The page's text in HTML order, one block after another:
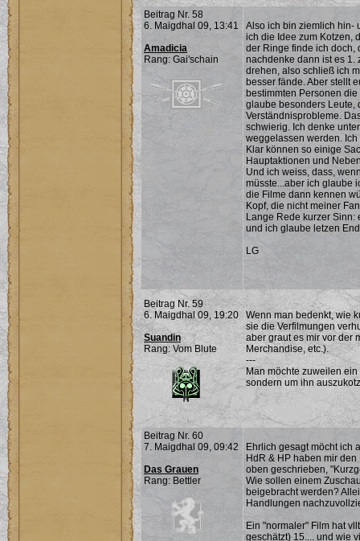
Beitrag Nr. 58
6. Maigdhal 09, 13:41
Amadicia
Rang: Gai'schain
Also ich bin ziemlich hin-
ich die Idee zum Kotzen,
der Ringe finde ich doch,
nachdenke dann ist es 1.
drehen, also schließ ich
besser fände. Aber stellt
bestimmten Personen
glaube besonders Leute,
Verständnisprobleme.
schwierig. Ich denke
weggelassen werden.
Klar können so einige
Hauptaktionen und
Und ich weiss, dass,
müsste...aber ich glaube
die Filme dann kennen
Kopf, die nicht meiner
Lange Rede kurzer
und ich glaube letzen
LG
Beitrag Nr. 59
6. Maigdhal 09, 19:20
Suandin
Rang: Vom Blute
Wenn man bedenkt, wie
sie die Verfilmungen
aber graut es mir vor der
Merchandise, etc.).
---
Man möchte zuweilen
sondern um ihn
Beitrag Nr. 60
7. Maigdhal 09, 09:42
Das Grauen
Rang: Bettler
Ehrlich gesagt möcht ich
HdR & HP haben mir
oben geschrieben,
Wie sollen einem
beigebracht werden?
Handlungen
Ein "normaler" Film hat
geschätzt) 15.... und wie